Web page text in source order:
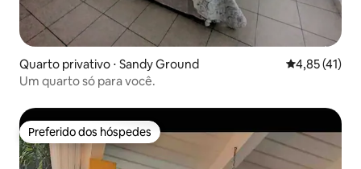
Quarto privativo ⋅ Sandy Ground 4,85 de uma
4,85 (41)
Um quarto só para você.
Preferido dos hóspedes
Preferido dos hóspedes